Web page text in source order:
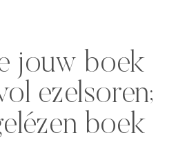
jouw boek
ezelsoren;
boek